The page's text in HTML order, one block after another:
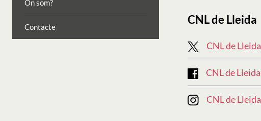
On som?
Contacte
CNL de Lleida
CNL de Lleida
CNL de Lleida
CNL de Lleida